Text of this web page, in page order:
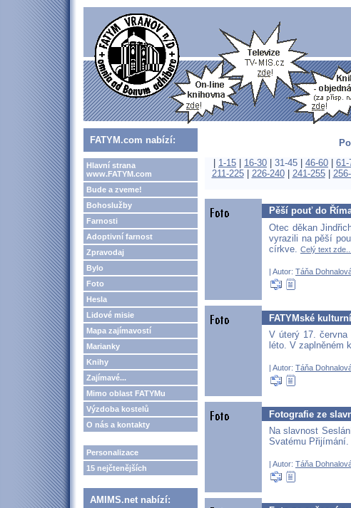
FATYM.com nabízí:
Hlavní strana
www.FATYM.com
Bude a zveme!
Bohoslužby
Farnosti
Adoptivní farnost
Zpravodaj
Bylo
Foto
Hesla
Lidové misie
Mapa zajímavostí
Marianky
Knihy
Zajímavé...
Mimo oblast FATYMu
Výzdoba kostelů
O nás a kontakty
Personalizace
15 nejčtenějších
AMIMS.net nabízí:
1-15 16-30 31-45 46-60 61-
211-225| 226-240| 241-255|
Pěší pouť do
Otec děkan
vyrazili na pěší
církve.
Celý text zde...
| Autor: Táňa
FATYMské
V úterý 17. června
léto. V zaplněném
| Autor: Táňa
Fotografie ze
Na slavnost
Svatému Přijímání.
| Autor: Táňa